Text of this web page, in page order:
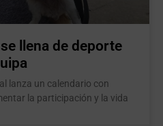
llena de deporte
lanza un calendario con
la participación y la vida